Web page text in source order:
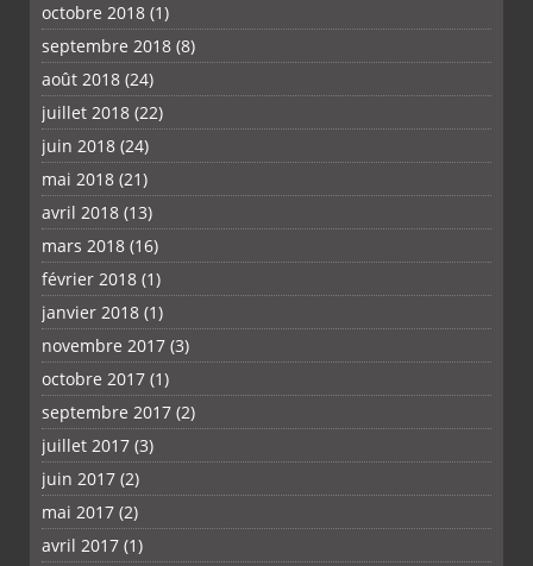
octobre 2018 (1)
septembre 2018 (8)
août 2018 (24)
juillet 2018 (22)
juin 2018 (24)
mai 2018 (21)
avril 2018 (13)
mars 2018 (16)
février 2018 (1)
janvier 2018 (1)
novembre 2017 (3)
octobre 2017 (1)
septembre 2017 (2)
juillet 2017 (3)
juin 2017 (2)
mai 2017 (2)
avril 2017 (1)